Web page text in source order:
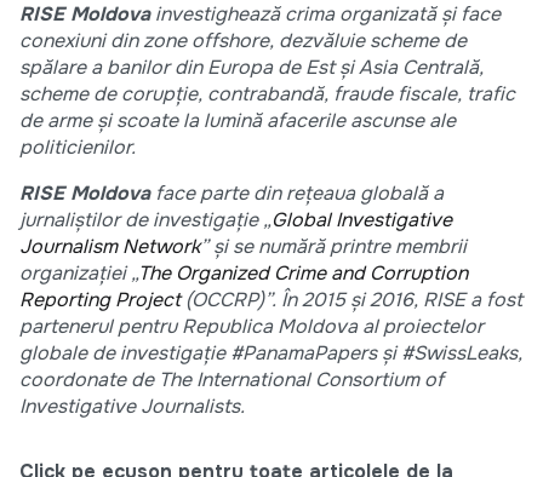
RISE Moldovainvestighează crima organizată și face
conexiuni din zone offshore, dezvăluie scheme de
spălare a banilor din Europa de Est și Asia Centrală,
scheme de corupție, contrabandă, fraude fiscale, trafic
de arme și scoate la lumină afacerile ascunse ale
politicienilor.
RISE Moldovaface parte din rețeaua globală a
jurnaliștilor de investigație „Global Investigative
Journalism Network” și se numără printre membrii
organizației „The Organized Crime and Corruption
Reporting Project(OCCRP)”. În 2015 și 2016, RISE a fost
partenerul pentru Republica Moldova al proiectelor
globale de investigație #PanamaPapers și #SwissLeaks,
coordonate de The International Consortium of
Investigative Journalists.
Click pe ecuson pentru toate articolele de la